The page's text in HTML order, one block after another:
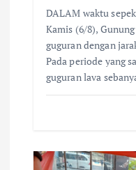
DALAM waktu
Kamis (6/8),
guguran dengan
Pada periode yang
guguran lava